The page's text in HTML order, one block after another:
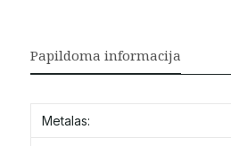
Papildoma informacija
Metalas: